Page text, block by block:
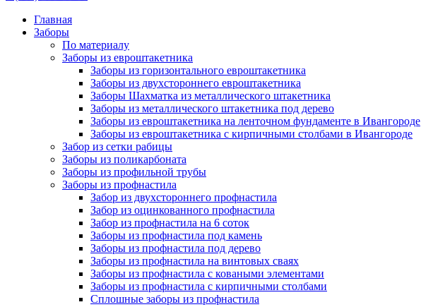
Главная
Заборы
По материалу
Заборы из евроштакетника
Заборы из горизонтального евроштакетника
Заборы из двухстороннего евроштакетника
Заборы Шахматка из металлического штакетника
Заборы из металлического штакетника под дерево
Заборы из евроштакетника на ленточном фундаменте в Ивангороде
Заборы из евроштакетника с кирпичными столбами в Ивангороде
Забор из сетки рабицы
Заборы из поликарбоната
Заборы из профильной трубы
Заборы из профнастила
Забор из двухстороннего профнастила
Забор из оцинкованного профнастила
Забор из профнастила на 6 соток
Заборы из профнастила под камень
Заборы из профнастила под дерево
Заборы из профнастила на винтовых сваях
Заборы из профнастила с коваными элементами
Заборы из профнастила с кирпичными столбами
Сплошные заборы из профнастила